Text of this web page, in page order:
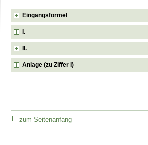
Eingangsformel
I.
II.
Anlage (zu Ziffer I)
zum Seitenanfang